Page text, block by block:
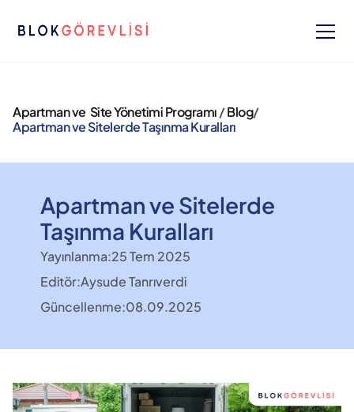
Apartman ve  Site Yönetimi Programı / Blog/
Apartman ve Sitelerde Taşınma Kuralları
Apartman ve Sitelerde
Taşınma Kuralları
Yayınlanma:25 Tem 2025
Editör:Aysude Tanrıverdi
Güncellenme:08.09.2025